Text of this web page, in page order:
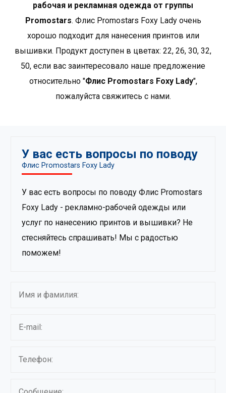
придают им высокую качество и прочность.
PROMOSTARS — это полный ассортимент,
предназначенный для различных применений:
промоция, реклама, работа, школа, спорт или отдых.
Широкий выбор ассортимента и богатая цветовая
Показать больше товаров от Promostars
рабочая и рекламная одежда от группы
Promostars. Флис Promostars Foxy Lady oчень
хорошо подходит для нанесения принтов или
вышивки. Продукт доступен в цветах: 22, 26, 30, 32,
50, если вас заинтересовало наше предложение
относительно "Флис Promostars Foxy Lady",
пожалуйста свяжитесь с нами.
У вас есть вопросы по поводу
Флис Promostars Foxy Lady
У вас есть вопросы по поводу Флис Promostars
Foxy Lady - рекламно-рабочей одежды или
услуг по нанесению принтов и вышивки? Не
стесняйтесь спрашивать! Мы с радостью
поможем!